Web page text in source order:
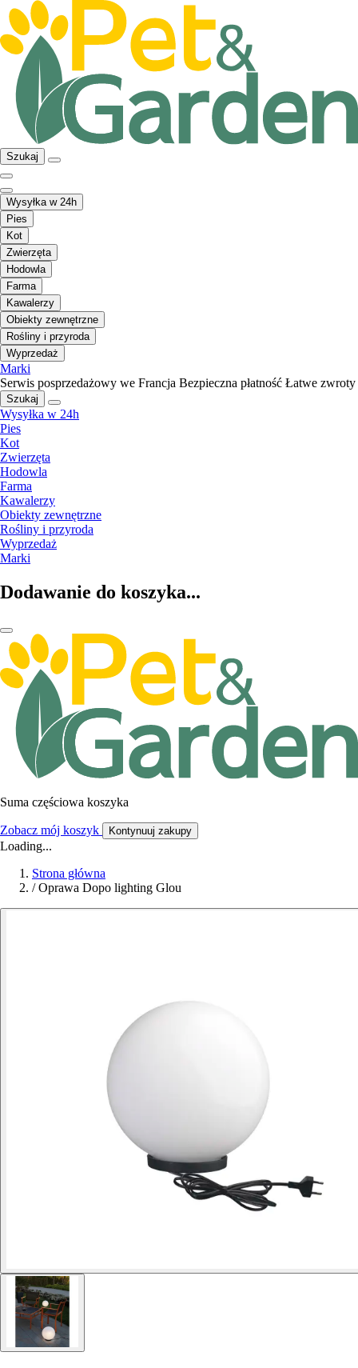
Szukaj
Wysyłka w 24h
Pies
Kot
Zwierzęta
Hodowla
Farma
Kawalerzy
Obiekty zewnętrzne
Rośliny i przyroda
Wyprzedaż
Marki
Serwis posprzedażowy we Francja Bezpieczna płatność Łatwe zwroty
Szukaj
Wysyłka w 24h
Pies
Kot
Zwierzęta
Hodowla
Farma
Kawalerzy
Obiekty zewnętrzne
Rośliny i przyroda
Wyprzedaż
Marki
Dodawanie do koszyka...
Suma częściowa koszyka
Zobacz mój koszyk Kontynuuj zakupy
Loading...
Strona główna
/ Oprawa Dopo lighting Glou